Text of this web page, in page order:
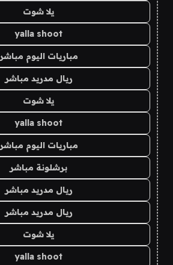
يلا شوت
yalla shoot
مباريات اليوم مباشر
ريال مدريد مباشر
يلا شوت
yalla shoot
مباريات اليوم مباشر
برشلونة مباشر
ريال مدريد مباشر
ريال مدريد مباشر
يلا شوت
yalla shoot